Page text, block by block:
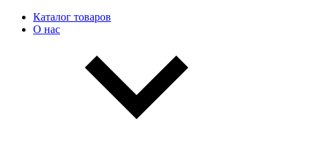
Каталог товаров
О нас